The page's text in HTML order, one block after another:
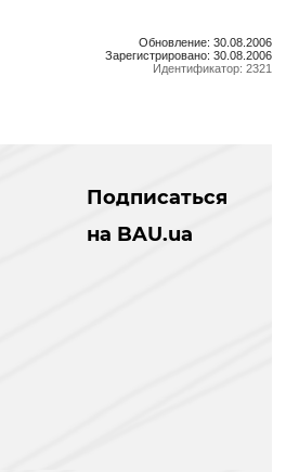
Обновление: 30.08.2006
Зарегистрировано: 30.08.2006
Идентификатор: 2321
Подписаться
на BAU.ua